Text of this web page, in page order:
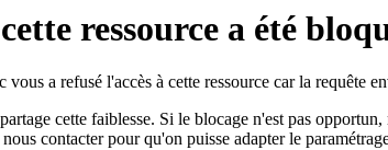
ressource a été
a refusé l'accès à cette ressource car la requête
cette faiblesse. Si le blocage n'est pas
contacter pour qu'on puisse adapter le